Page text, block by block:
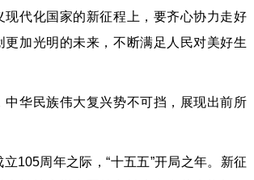
现代化国家的新征程上，要齐心协力走好
更加光明的未来，不断满足人民对美好生
华民族伟大复兴势不可挡，展现出前所
周年之际，“十五五”开局之年。新征